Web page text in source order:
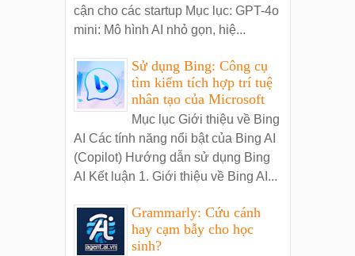
cận cho các startup Mục lục: GPT-4o
mini: Mô hình AI nhỏ gọn, hiệ...
Sử dụng Bing: Công cụ
tìm kiếm tích hợp trí tuệ
nhân tạo của Microsoft
Mục lục Giới thiệu về Bing
AI Các tính năng nổi bật của Bing AI
(Copilot) Hướng dẫn sử dụng Bing
AI Kết luận 1. Giới thiệu về Bing AI...
Grammarly: Cứu cánh
hay cạm bẫy cho học
sinh?